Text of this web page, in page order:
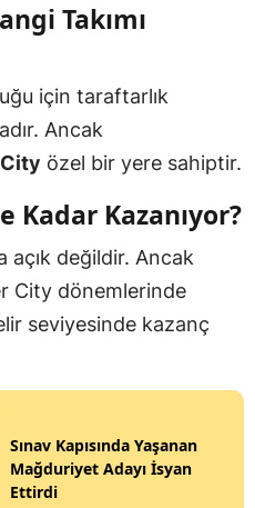
Takımı
için taraftarlık
Ancak
özel bir yere sahiptir.
Kadar Kazanıyor?
açık değildir. Ancak
City dönemlerinde
seviyesinde kazanç
Sınav Kapısında Yaşanan
Mağduriyet Adayı İsyan
Ettirdi